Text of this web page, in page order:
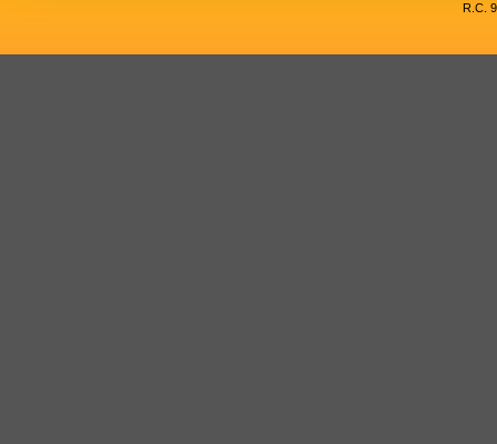
R.C.